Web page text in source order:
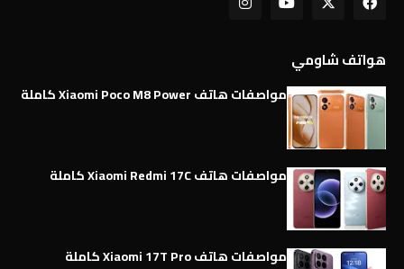
هواتف شاومي
مواصفات هاتف Xiaomi Poco M8 Power كاملة
مواصفات هاتف Xiaomi Redmi 17C كاملة
مواصفات هاتف Xiaomi 17T Pro كاملة